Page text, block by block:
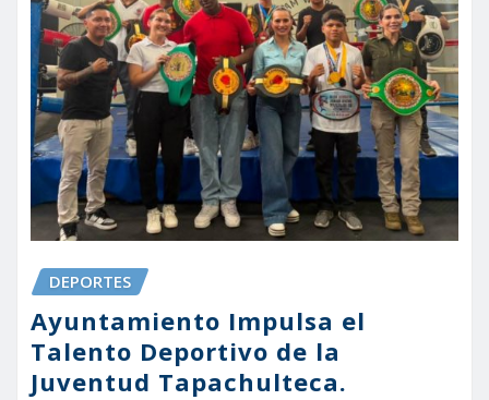
DEPORTES
Ayuntamiento Impulsa el
Talento Deportivo de la
Juventud Tapachulteca.